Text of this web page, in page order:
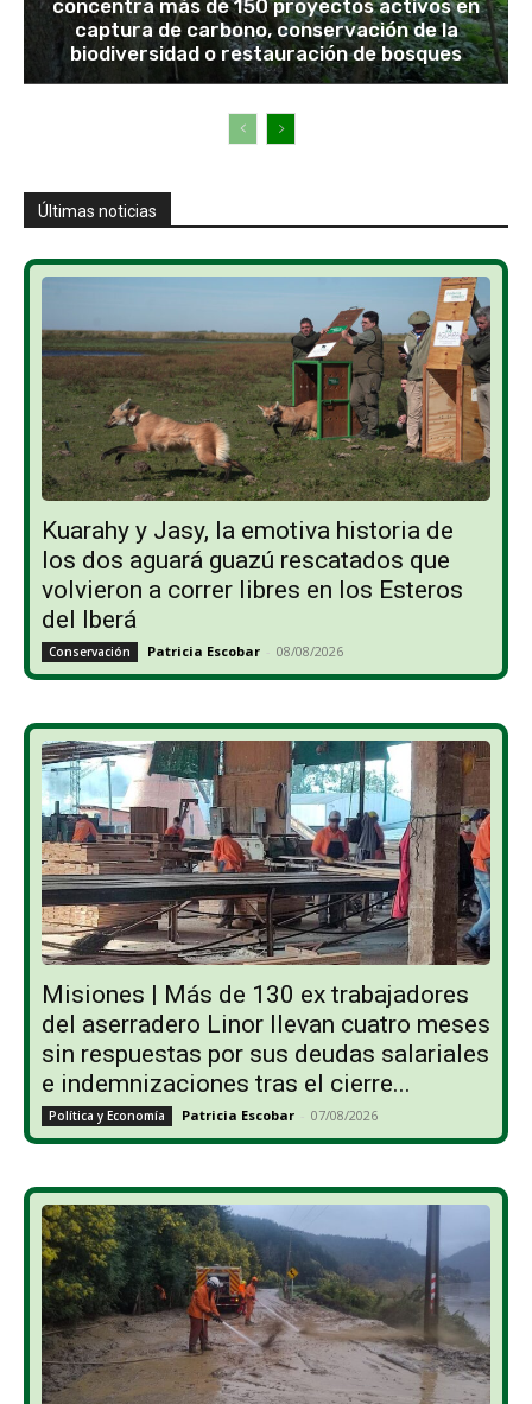
concentra más de 150 proyectos activos en
captura de carbono, conservación de la
biodiversidad o restauración de bosques
Últimas noticias
Kuarahy y Jasy, la emotiva historia de
los dos aguará guazú rescatados que
volvieron a correr libres en los Esteros
del Iberá
Conservación Patricia Escobar - 08/08/2026
Misiones | Más de 130 ex trabajadores
del aserradero Linor llevan cuatro meses
sin respuestas por sus deudas salariales
e indemnizaciones tras el cierre...
Política y Economía Patricia Escobar - 07/08/2026